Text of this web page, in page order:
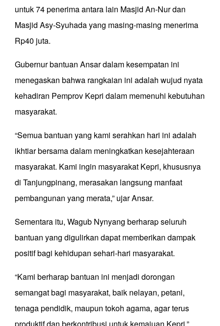
untuk 74 penerima antara lain Masjid An-Nur dan
Masjid Asy-Syuhada yang masing-masing menerima
Rp40 juta.
Gubernur bantuan Ansar dalam kesempatan ini
menegaskan bahwa rangkaian ini adalah wujud nyata
kehadiran Pemprov Kepri dalam memenuhi kebutuhan
masyarakat.
“Semua bantuan yang kami serahkan hari ini adalah
ikhtiar bersama dalam meningkatkan kesejahteraan
masyarakat. Kami ingin masyarakat Kepri, khususnya
di Tanjungpinang, merasakan langsung manfaat
pembangunan yang merata,” ujar Ansar.
Sementara itu, Wagub Nynyang berharap seluruh
bantuan yang digulirkan dapat memberikan dampak
positif bagi kehidupan sehari-hari masyarakat.
“Kami berharap bantuan ini menjadi dorongan
semangat bagi masyarakat, baik nelayan, petani,
tenaga pendidik, maupun tokoh agama, agar terus